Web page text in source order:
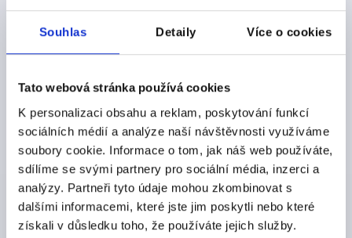
Souhlas Detaily Více o cookies
Tato webová stránka používá cookies
K personalizaci obsahu a reklam, poskytování funkcí
sociálních médií a analýze naší návštěvnosti využíváme
soubory cookie. Informace o tom, jak náš web používáte,
sdílíme se svými partnery pro sociální média, inzerci a
analýzy. Partneři tyto údaje mohou zkombinovat s
dalšími informacemi, které jste jim poskytli nebo které
získali v důsledku toho, že používáte jejich služby.
Objednací číslo: K1181.55671
bez DPH
plus náklady na dopravu
DETAILY O VÝROBKU
CAD